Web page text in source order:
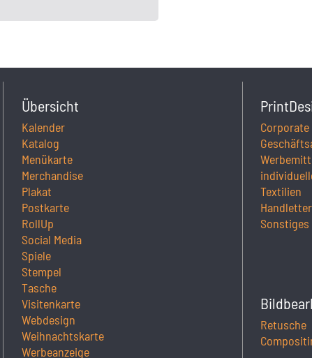
Übersicht
Kalender
Katalog
Menükarte
Merchandise
Plakat
Postkarte
RollUp
Social Media
Spiele
Stempel
Tasche
Visitenkarte
Webdesign
Weihnachtskarte
Werbeanzeige
Corporate
Textilien
Sonstiges
Retusche